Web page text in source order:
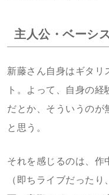
主人公・ベーシ
新藤さん自身はギタリ
ト。よって、自身の
だとか、そういうのが
と思う。
それを感じるのは、作
（即ちライブだった